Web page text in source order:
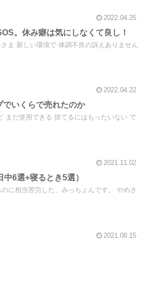
2022.04.25
。休み癖は気にしなくて良し！
ま 新しい環境で 体調不良の訴えありません
2022.04.22
いくらで売れたのか
まだ使用できる 捨てるにはもったいない で
2021.11.02
6選+寝るとき5選）
に相当苦労した、みっちょんです。 やめさ
2021.08.15